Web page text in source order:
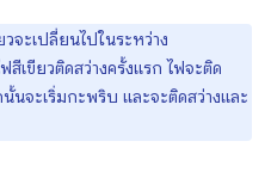
วจะเปลี่ยนไปในระหว่าง
เขียวติดสว่างครั้งแรก ไฟจะติด
นจะเริ่มกะพริบ และจะติดสว่างและ